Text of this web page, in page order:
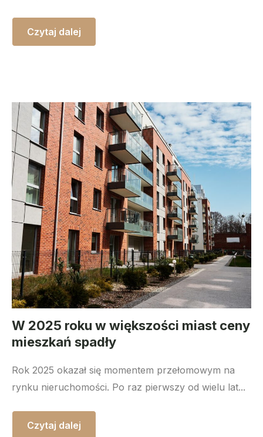
Czytaj dalej
W 2025 roku w większości miast ceny
mieszkań spadły
Rok 2025 okazał się momentem przełomowym na
rynku nieruchomości. Po raz pierwszy od wielu lat...
Czytaj dalej